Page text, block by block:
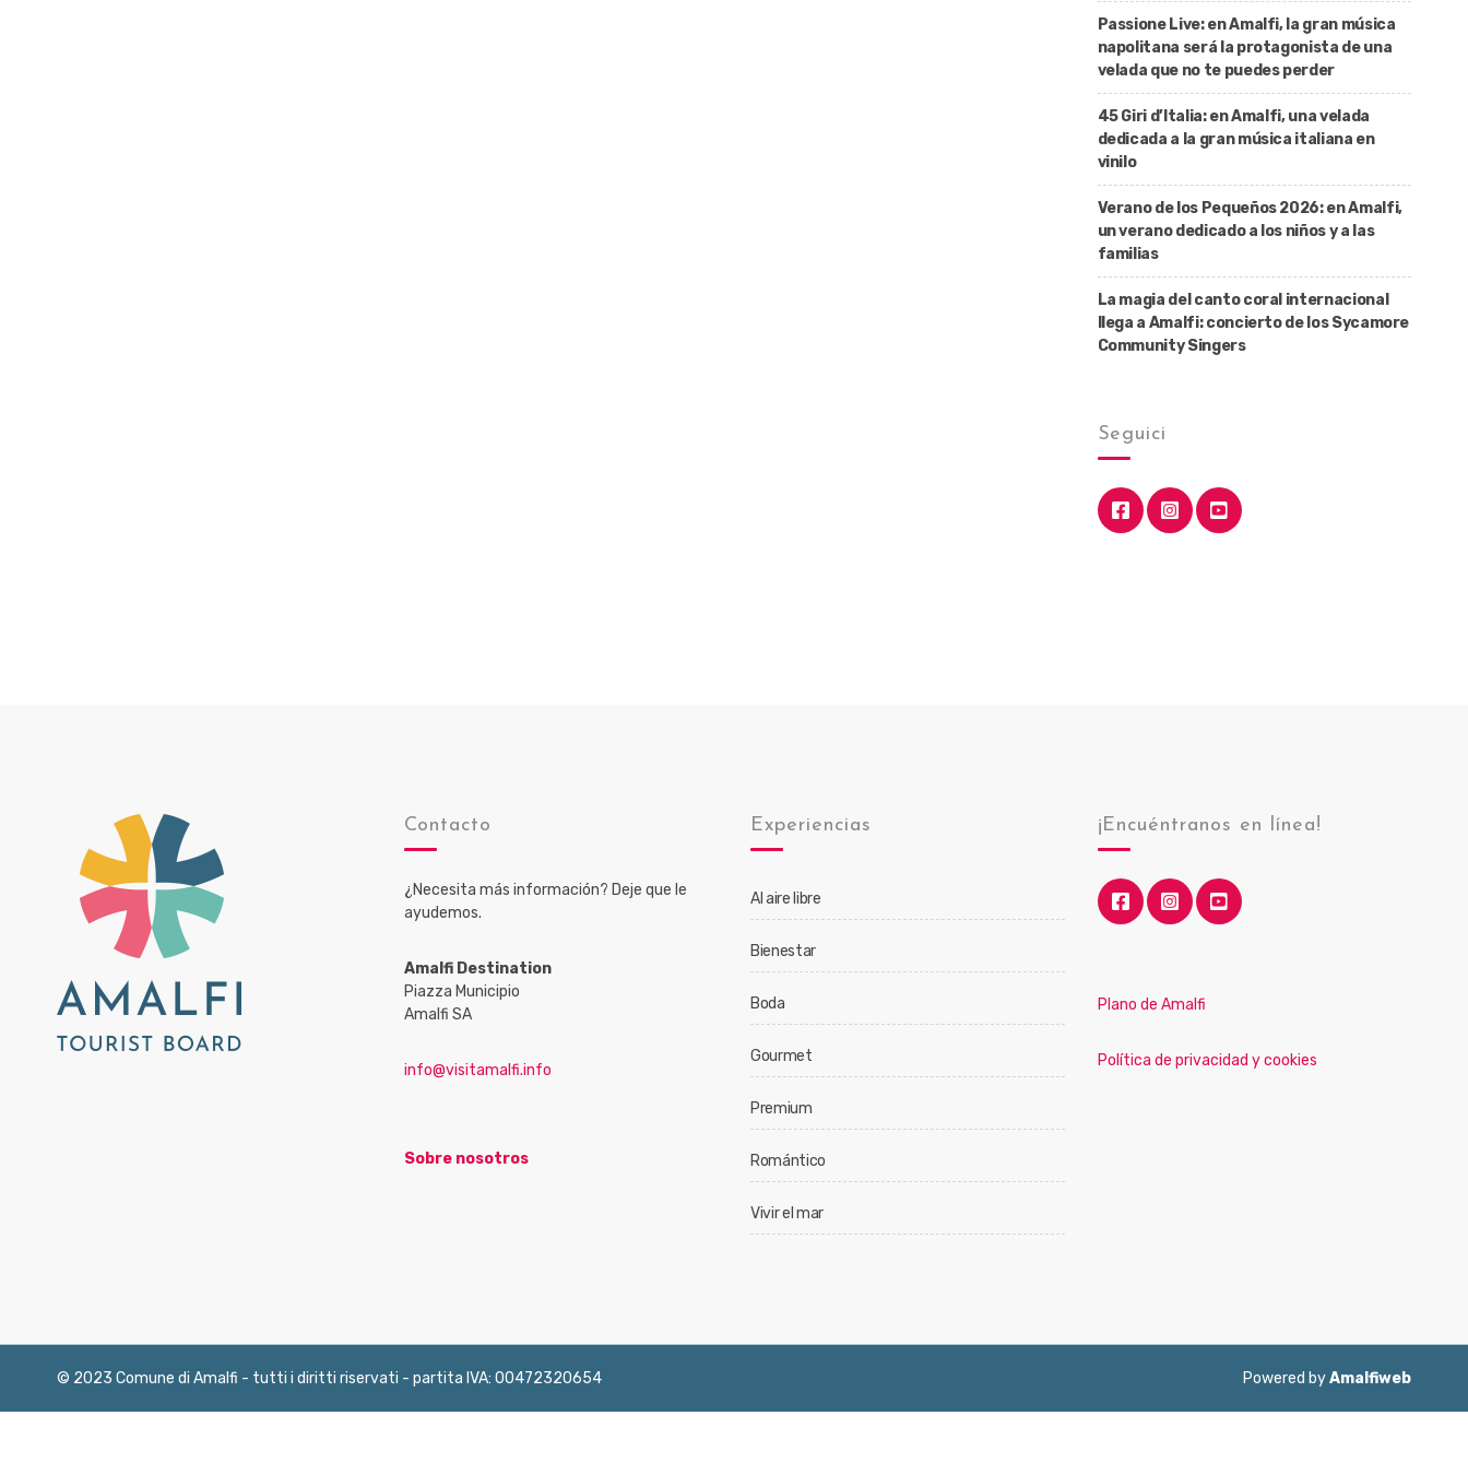
Passione Live: en Amalfi, la gran música
napolitana será la protagonista de una
velada que no te puedes perder
45 Giri d’Italia: en Amalfi, una velada
dedicada a la gran música italiana en
vinilo
Verano de los Pequeños 2026: en Amalfi,
un verano dedicado a los niños y a las
familias
La magia del canto coral internacional
llega a Amalfi: concierto de los Sycamore
Community Singers
Seguici
Contacto
¿Necesita más información? Deje que le
ayudemos.
Amalfi Destination
Piazza Municipio
Amalfi SA
info@visitamalfi.info
Sobre nosotros
Experiencias
Al aire libre
Bienestar
Boda
Gourmet
Premium
Romántico
Vivir el mar
¡Encuéntranos en línea!
Plano de Amalfi
Política de privacidad y cookies
© 2023 Comune di Amalfi - tutti i diritti riservati - partita IVA: 00472320654 Powered byAmalfiweb